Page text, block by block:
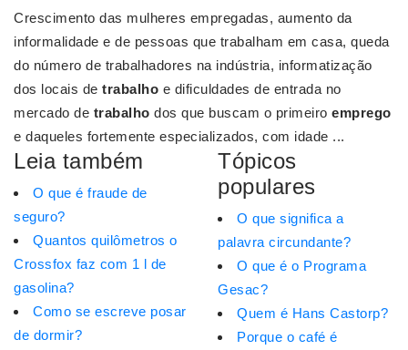
Crescimento das mulheres empregadas, aumento da
informalidade e de pessoas que trabalham em casa, queda
do número de trabalhadores na indústria, informatização
dos locais de trabalho e dificuldades de entrada no
mercado de trabalho dos que buscam o primeiro emprego
e daqueles fortemente especializados, com idade ...
Leia também
O que é fraude de
seguro?
Quantos quilômetros o
Crossfox faz com 1 l de
gasolina?
Como se escreve posar
de dormir?
Tópicos
populares
O que significa a
palavra circundante?
O que é o Programa
Gesac?
Quem é Hans Castorp?
Porque o café é